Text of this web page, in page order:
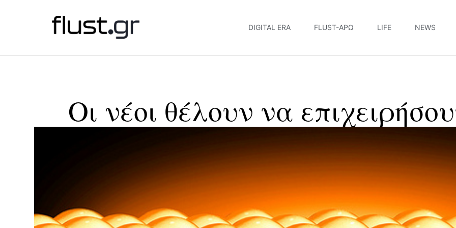
DIGITAL ERA FLUST-ΆΡΩ LIFE NEWS
Οι νέοι θέλουν να